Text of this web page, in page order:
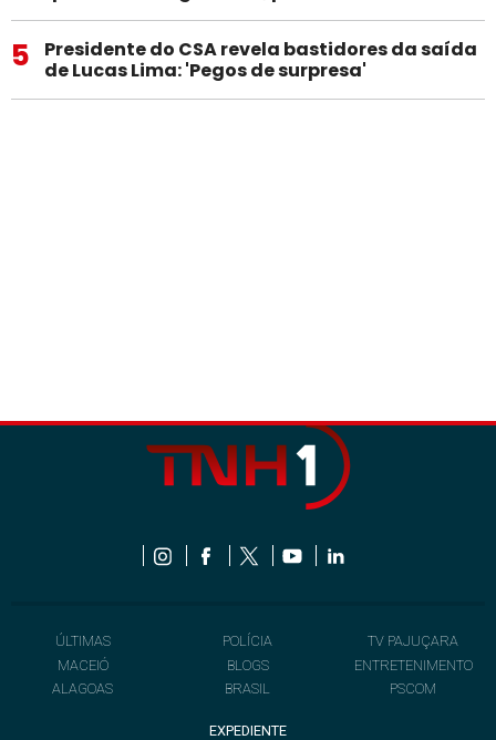
5
Presidente do CSA revela bastidores da saída
de Lucas Lima: 'Pegos de surpresa'
ÚLTIMAS
MACEIÓ
ALAGOAS
POLÍCIA
BLOGS
BRASIL
TV PAJUÇARA
ENTRETENIMENTO
PSCOM
EXPEDIENTE